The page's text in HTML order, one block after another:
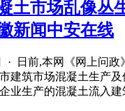
土市场乱像丛
新闻中安在线
· 日前,本网《网上问政
建筑市场混凝土生产
业生产的混凝土流入建